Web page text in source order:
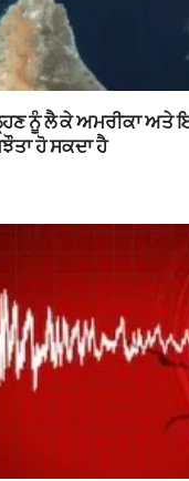
ਨੂੰ ਲੈ ਕੇ ਅਮਰੀਕਾ ਅਤੇ
ਹੋ ਸਕਦਾ ਹੈ